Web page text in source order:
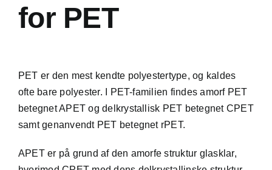
for PET
PET er den mest kendte polyestertype, og kaldes
ofte bare polyester. I PET-familien findesamorfPET
betegnet APET ogdelkrystallisk PET betegnet CPET
samt genanvendt PET betegnet rPET.
APET er på grund af den amorfe struktur glasklar,